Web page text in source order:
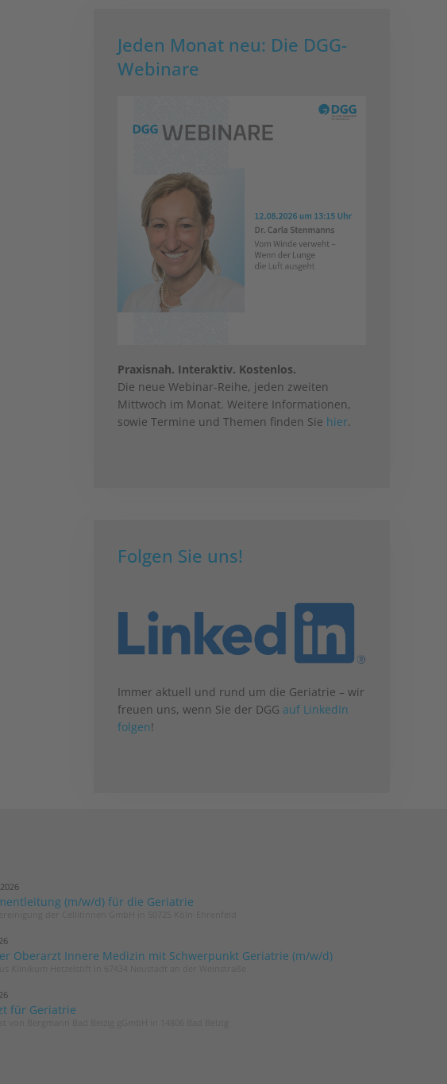
Jeden Monat neu: Die DGG-
Webinare
Praxisnah. Interaktiv. Kostenlos.
Die neue Webinar-Reihe, jeden zweiten
Mittwoch im Monat. Weitere Informationen,
sowie Termine und Themen finden Sie hier.
Folgen Sie uns!
Immer aktuell und rund um die Geriatrie – wir
freuen uns, wenn Sie der DGG auf LinkedIn
folgen!
(m/w/d) für die Geriatrie
Oberarzt Innere Medizin mit Schwerpunkt Geriatrie (m/w/d)
für Geriatrie